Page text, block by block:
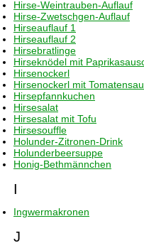
Hirse-Weintrauben-Auflauf
Hirse-Zwetschgen-Auflauf
Hirseauflauf 1
Hirseauflauf 2
Hirsebratlinge
Hirseknödel mit
Hirsenockerl
Hirsenockerl mit
Hirsepfannkuchen
Hirsesalat
Hirsesalat mit Tofu
Hirsesouffle
Holunder-Zitronen-Drink
Holunderbeersuppe
Honig-Bethmännchen
I
Ingwermakronen
J